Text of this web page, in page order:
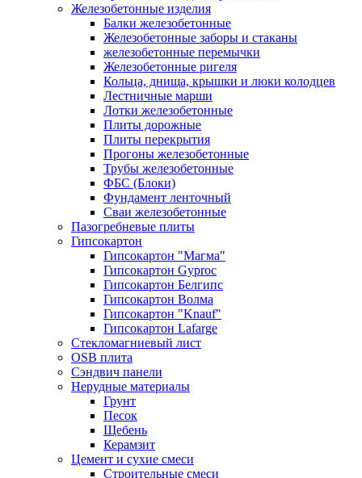
Железобетонные изделия
Балки железобетонные
Железобетонные заборы и стаканы
железобетонные перемычки
Железобетонные ригеля
Кольца, днища, крышки и люки колодцев
Лестничные марши
Лотки железобетонные
Плиты дорожные
Плиты перекрытия
Прогоны железобетонные
Трубы железобетонные
ФБС (Блоки)
Фундамент ленточный
Сваи железобетонные
Пазогребневые плиты
Гипсокартон
Гипсокартон "Магма"
Гипсокартон Gyproc
Гипсокартон Белгипс
Гипсокартон Волма
Гипсокартон "Knauf"
Гипсокартон Lafarge
Стекломагниевый лист
OSB плита
Сэндвич панели
Нерудные материалы
Грунт
Песок
Щебень
Керамзит
Цемент и сухие смеси
Строительные смеси